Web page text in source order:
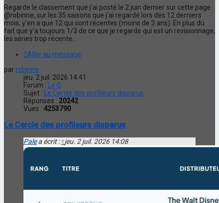
Regarde le classement que j'ai posté le 2 juin dernier sur cette page
@robinne, sur les 35 saisons que j'ai regardé lors des 12 derniers
mois, y'en a que 12 qui sont récentes (moins de 3 ans). En plus du
fait que y'a toujours 1/3 de ce que je regarde qui est un revisionnage,
les séries trop récente...
Aller au message
par robinne
jeu. 2 juil. 2026 14:41
Forum : Le G
Sujet : Le Cercle des profileurs disparus
Réponses : 20242
Vues : 4253790
Le Cercle des profileurs disparus
Palea écrit : ↑jeu. 2 juil. 2026 14:08